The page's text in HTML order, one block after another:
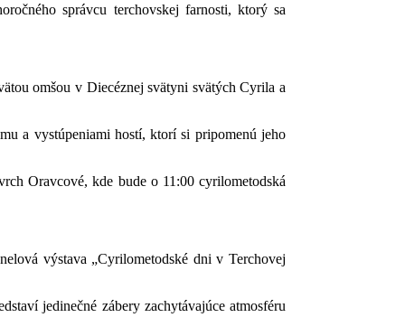
správcu terchovskej farnosti, ktorý sa
omšou v Diecéznej svätyni svätých Cyrila a
a vystúpeniami hostí, ktorí si pripomenú jeho
Oravcové, kde bude o 11:00 cyrilometodská
výstava „Cyrilometodské dni v Terchovej
jedinečné zábery zachytávajúce atmosféru